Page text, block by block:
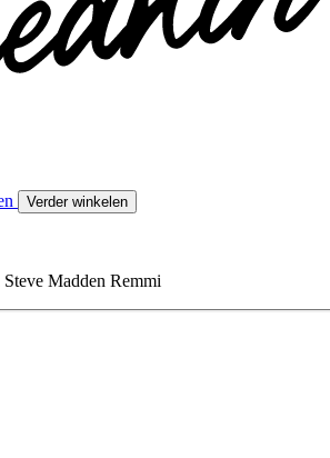
Verder winkelen
Steve Madden Remmi